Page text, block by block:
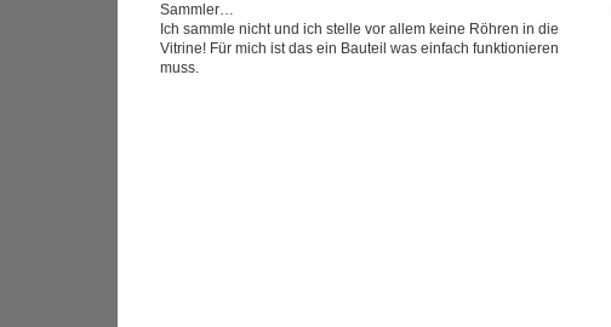
Sammler…
Ich sammle nicht und ich stelle vor allem keine Röhren in die
Vitrine! Für mich ist das ein Bauteil was einfach funktionieren
muss.